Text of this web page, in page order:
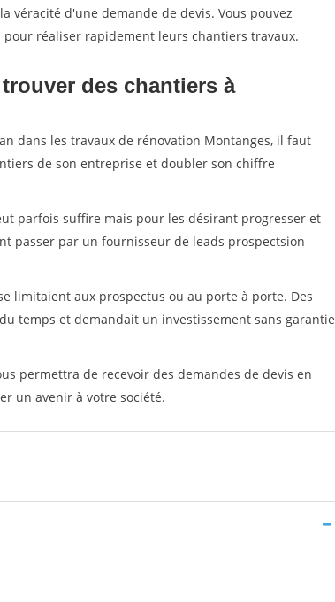
véracité d'une demande de devis. Vous pouvez
réaliser rapidement leurs chantiers travaux.
des chantiers à
dans les travaux de rénovation Montanges, il faut
de son entreprise et doubler son chiffre
parfois suffire mais pour les désirant progresser et
passer par un fournisseur de leads prospectsion
limitaient aux prospectus ou au porte à porte. Des
temps et demandait un investissement sans garantie
permettra de recevoir des demandes de devis en
un avenir à votre société.